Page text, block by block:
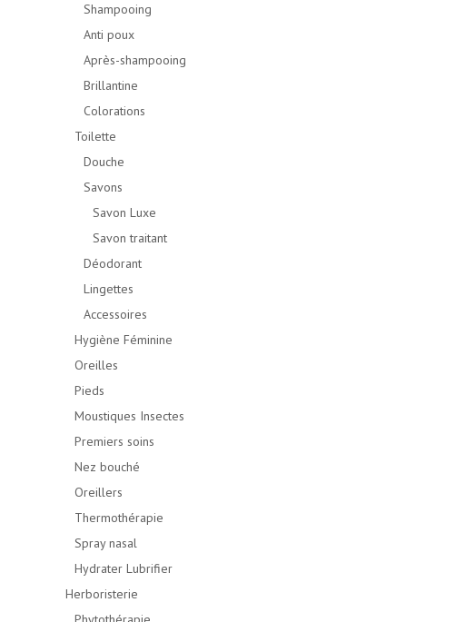
Shampooing
Anti poux
Après-shampooing
Brillantine
Colorations
Toilette
Douche
Savons
Savon Luxe
Savon traitant
Déodorant
Lingettes
Accessoires
Hygiène Féminine
Oreilles
Pieds
Moustiques Insectes
Premiers soins
Nez bouché
Oreillers
Thermothérapie
Spray nasal
Hydrater Lubrifier
Herboristerie